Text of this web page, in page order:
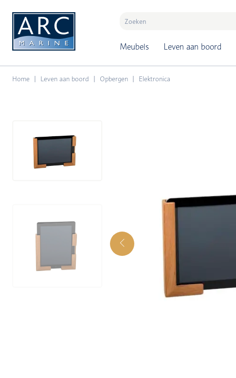
Meubels Leven aan boord
Home Leven aan boord Opbergen Elektronica